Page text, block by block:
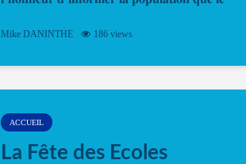
Mike DANINTHE 186 views
ACCUEIL
La Fête des Ecoles